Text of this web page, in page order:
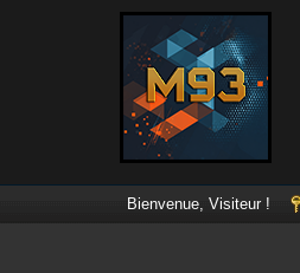
Bienvenue, Visiteur !